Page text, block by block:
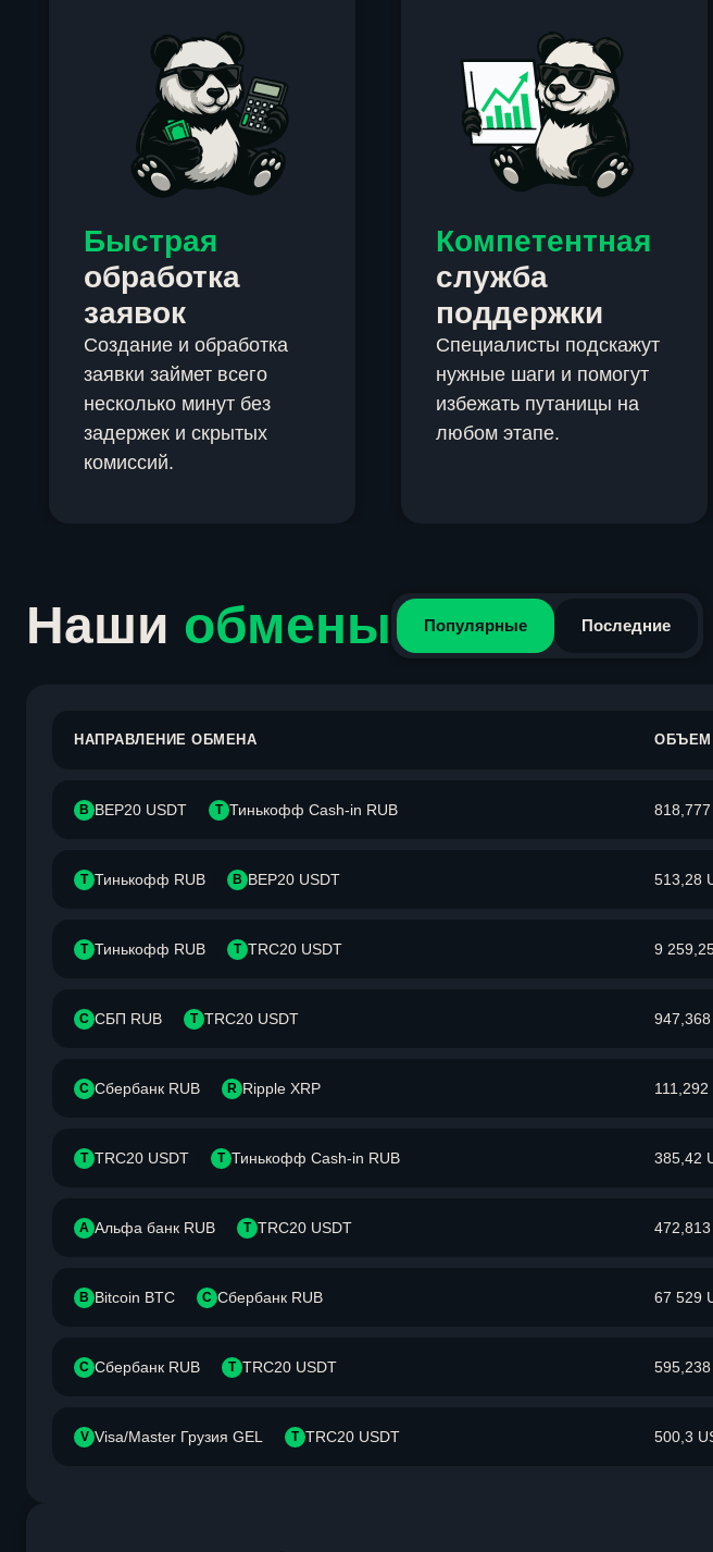
Быстрая
обработка
заявок
Создание и обработка
заявки займет всего
несколько минут без
задержек и скрытых
комиссий.
Компетентная
служба
поддержки
Специалисты подскажут
нужные шаги и помогут
избежать путаницы на
любом этапе.
Наши обмены Популярные Последние
НАПРАВЛЕНИЕ ОБМЕНА ОБЪЕМ
B BEP20 USDT Т Тинькофф Cash-in RUB
Т Тинькофф RUB B BEP20 USDT 513,28
Т Тинькофф RUB T TRC20 USDT 9
С СБП RUB T TRC20 USDT
С Сбербанк RUB R Ripple XRP 111,292
T TRC20 USDT Т Тинькофф Cash-in RUB 385,42
А Альфа банк RUB T TRC20 USDT
B Bitcoin BTC С Сбербанк RUB 67 529
С Сбербанк RUB T TRC20 USDT
V Visa/Master Грузия GEL T TRC20 USDT 500,3